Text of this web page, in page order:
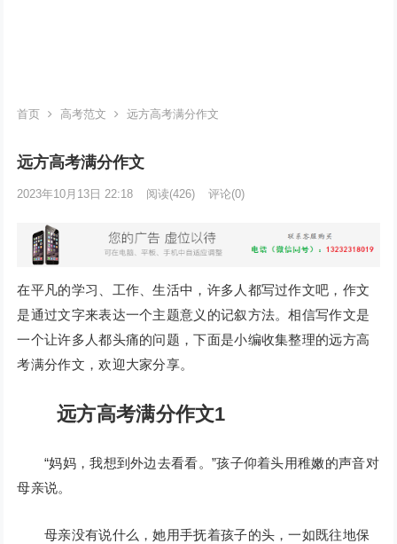
首页 高考范文 远方高考满分作文
远方高考满分作文
2023年10月13日 22:18 阅读(426) 评论(0)
在平凡的学习、工作、生活中，许多人都写过作文吧，作文
是通过文字来表达一个主题意义的记叙方法。相信写作文是
一个让许多人都头痛的问题，下面是小编收集整理的远方高
考满分作文，欢迎大家分享。
远方高考满分作文1
“妈妈，我想到外边去看看。”孩子仰着头用稚嫩的声音对
母亲说。
母亲没有说什么，她用手抚着孩子的头，一如既往地保